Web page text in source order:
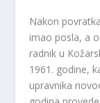
Nakon
imao posla, a
radnik u
1961. godine,
upravnika